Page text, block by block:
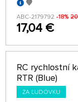
ABC-2179792 -18%
17,04 €
RC rychlostní
RTR (Blue)
ZA ĽUDOVKU